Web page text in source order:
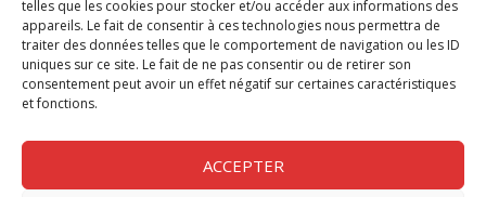
telles que les cookies pour stocker et/ou accéder aux informations des
appareils. Le fait de consentir à ces technologies nous permettra de
traiter des données telles que le comportement de navigation ou les ID
uniques sur ce site. Le fait de ne pas consentir ou de retirer son
consentement peut avoir un effet négatif sur certaines caractéristiques
et fonctions.
ACCEPTER
Chèque Emploi Spectacle
G-Pods
Profession Audio-visuel